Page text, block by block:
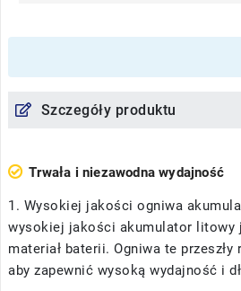
Szczegóły produktu
Trwała i niezawodna wydajność
1. Wysokiej jakości ogniwa
wysokiej jakości akumulator litowy
materiał baterii. Ogniwa te
aby zapewnić wysoką wydajność i